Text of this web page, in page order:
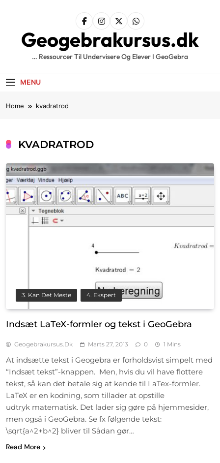
Geogebrakursus.dk
… Ressourcer Til Undervisere Og Elever I GeoGebra
MENU
Home kvadratrod
KVADRATROD
3. Kan Det Meste 4. Ekspert
Indsæt LaTeX-formler og tekst i GeoGebra
Geogebrakursus.dk Marts 27, 2013 0 1 Mins
At indsætte tekst i Geogebra er forholdsvist simpelt med
“Indsæt tekst”-knappen. Men, hvis du vil have flottere
tekst, så kan det betale sig at kende til LaTex-formler.
LaTeX er en kodning, som tillader at opstille
udtryk matematisk. Det lader sig gøre på hjemmesider,
men også i GeoGebra. Se fx følgende tekst:
\sqrt{a^2+b^2} bliver til Sådan gør…
Read More